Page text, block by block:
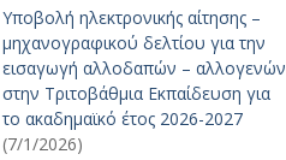
Υποβολή ηλεκτρονικής αίτησης –
μηχανογραφικού δελτίου για την
εισαγωγή αλλοδαπών – αλλογενών
στην Τριτοβάθμια Εκπαίδευση για
το ακαδημαϊκό έτος 2026-2027
(7/1/2026)